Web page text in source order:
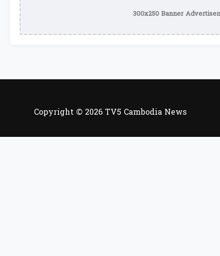
300x250 Banner
Copyright © 2026 TV5 Cambodia News